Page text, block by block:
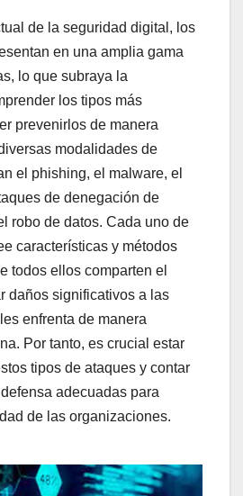
de la seguridad digital, los
en una amplia gama
lo que subraya la
los tipos más
prevenirlos de manera
modalidades de
el phishing, el malware, el
de denegación de
robo de datos. Cada uno de
características y métodos
todos ellos comparten el
daños significativos a las
enfrenta de manera
Por tanto, es crucial estar
tipos de ataques y contar
adecuadas para
de las organizaciones.